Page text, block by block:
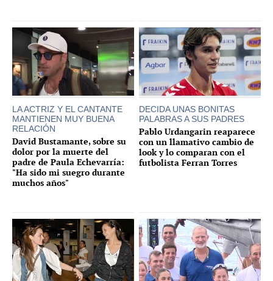
LA ACTRIZ Y EL CANTANTE
MANTIENEN MUY BUENA
RELACIÓN
David Bustamante, sobre su
dolor por la muerte del
padre de Paula Echevarría:
"Ha sido mi suegro durante
muchos años"
DECIDA UNAS BONITAS
PALABRAS A SUS PADRES
Pablo Urdangarin reaparece
con un llamativo cambio de
look y lo comparan con el
futbolista Ferran Torres